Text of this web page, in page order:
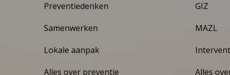
Preventiedenken
Samenwerken
Lokale aanpak
Alles over preventie
GIZ
MAZL
Alles